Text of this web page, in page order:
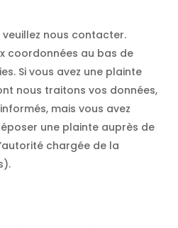
nous contacter.
coordonnées au bas de
Si vous avez une plainte
nous traitons vos données,
mais vous avez
une plainte auprès de
chargée de la